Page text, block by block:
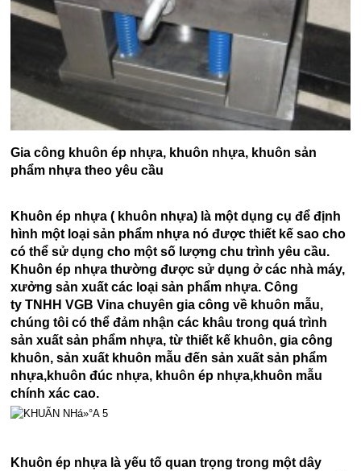
Gia công khuôn ép nhựa, khuôn nhựa, khuôn sản
phẩm nhựa theo yêu cầu
Khuôn ép nhựa ( khuôn nhựa) là một dụng cụ để định
hình một loại sản phẩm nhựa nó được thiết kế sao cho
có thể sử dụng cho một số lượng chu trình yêu cầu.
Khuôn ép nhựa thường được sử dụng ở các nhà máy,
xưởng sản xuất các loại sản phẩm nhựa. Công
ty TNHH VGB Vina chuyên gia công về khuôn mẫu,
chúng tôi có thể đảm nhận các khâu trong quá trình
sản xuất sản phẩm nhựa, từ thiết kế khuôn, gia công
khuôn, sản xuất khuôn mẫu đến sản xuất sản phẩm
nhựa,khuôn đúc nhựa, khuôn ép nhựa,khuôn mẫu
chính xác cao.
Khuôn ép nhựa là yếu tố quan trọng trong một dây